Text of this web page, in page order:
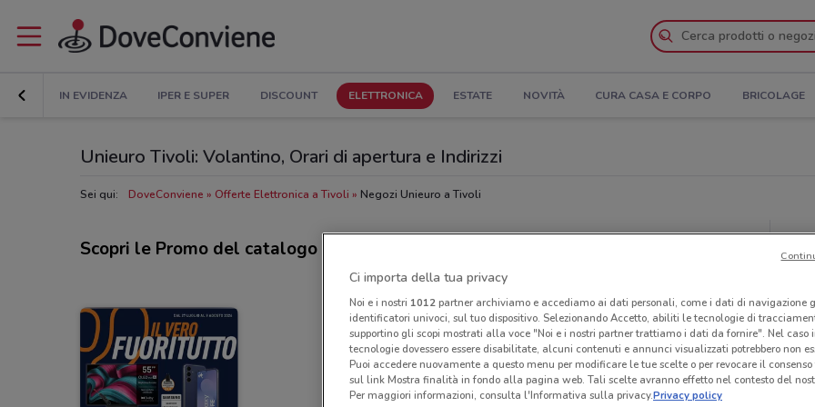
IN EVIDENZA IPER E SUPER DISCOUNT ELETTRONICA ESTATE NOVITÀ CURA CASA E CORPO BRICOLAGE
Unieuro Tivoli: Volantino, Orari di apertura e Indirizzi
Sei qui: DoveConviene Offerte Elettronica a Tivoli Negozi Unieuro a Tivoli
Scopri le Promo del catalogo Unieuro
Ci importa della tua privacy
Noi e i nostri 1012partner archiviamo e accediamo ai dati personali, come i dati di navigazione
identificatori univoci, sul tuo dispositivo. Selezionando Accetto, abiliti le tecnologie di
supportino gli scopi mostrati alla voce "Noi e i nostri partner trattiamo i dati da fornire". Nel caso
tecnologie dovessero essere disabilitate, alcuni contenuti e annunci visualizzati potrebbero non
Puoi accedere nuovamente a questo menu per modificare le tue scelte o per revocare il
sul link Mostra finalità in fondo alla pagina web. Tali scelte avranno effetto nel contesto del
Per maggiori informazioni, consulta l'Informativa sulla privacy.Privacy policy